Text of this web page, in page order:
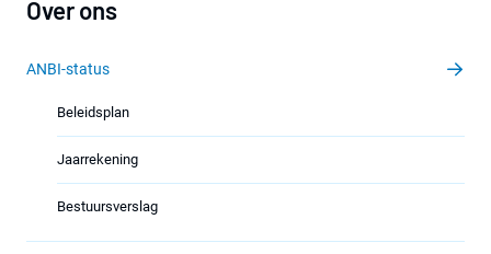
Over ons
ANBI-status
Beleidsplan
Jaarrekening
Bestuursverslag